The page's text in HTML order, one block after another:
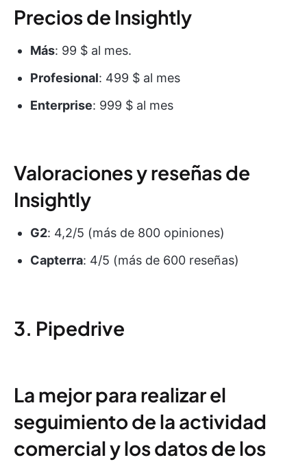
Precios de Insightly
Más: 99 $ al mes.
Profesional: 499 $ al mes
Enterprise: 999 $ al mes
Valoraciones y reseñas de
Insightly
G2: 4,2/5 (más de 800 opiniones)
Capterra: 4/5 (más de 600 reseñas)
3. Pipedrive
La mejor para realizar el
seguimiento de la actividad
comercial y los datos de los